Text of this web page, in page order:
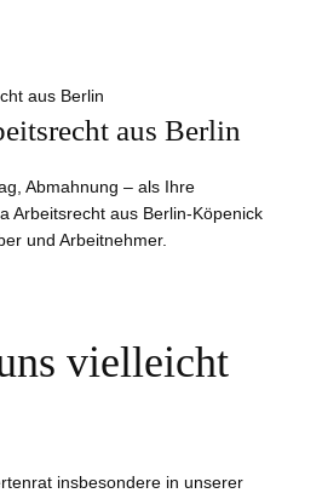
aus Berlin
Abmahnung – als Ihre
Arbeitsrecht aus Berlin-Köpenick
und Arbeitnehmer.
vielleicht
insbesondere in unserer